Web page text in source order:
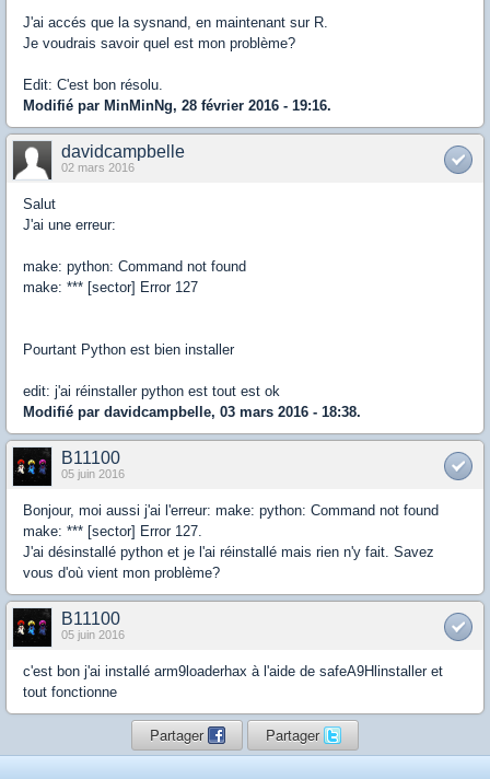
J'ai accés que la sysnand, en maintenant sur R.
Je voudrais savoir quel est mon problème?
Edit: C'est bon résolu.
Modifié par MinMinNg, 28 février 2016 - 19:16.
davidcampbelle
02 mars 2016
Salut
J'ai une erreur:
make: python: Command not found
make: *** [sector] Error 127
Pourtant Python est bien installer
edit: j'ai réinstaller python est tout est ok
Modifié par davidcampbelle, 03 mars 2016 - 18:38.
B11100
05 juin 2016
Bonjour, moi aussi j'ai l'erreur: make: python: Command not found
make: *** [sector] Error 127.
J'ai désinstallé python et je l'ai réinstallé mais rien n'y fait. Savez
vous d'où vient mon problème?
B11100
05 juin 2016
c'est bon j'ai installé arm9loaderhax à l'aide de safeA9Hlinstaller et
tout fonctionne
Partager Partager